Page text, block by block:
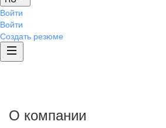
Войти
Войти
Создать резюме
О компании